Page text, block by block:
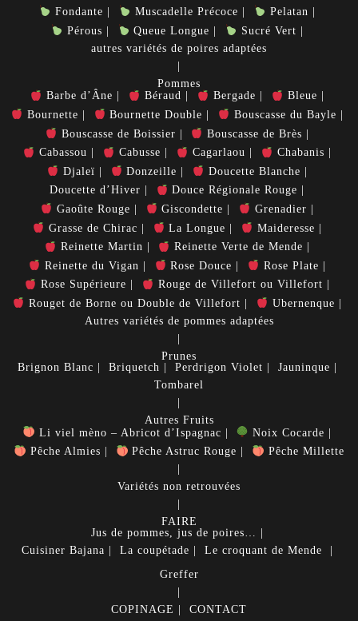
Fondante
Muscadelle Précoce
Pelatan
Pérous
Queue Longue
Sucré Vert
autres variétés de poires adaptées
Pommes
Barbe d’Âne
Béraud Bergade
Bleue
Bournette
Bournette Double
Bouscasse du Bayle
Bouscasse de Boissier
Bouscasse de Brès
Cabassou
Cabusse Cagarlaou
Chabanis
Djaleï
Donzeille
Doucette Blanche
Doucette d’Hiver
Douce Régionale Rouge
Gaoûte Rouge
Giscondette
Grenadier
Grasse de Chirac
La Longue
Maideresse
Reinette Martin
Reinette Verte de Mende
Reinette du Vigan
Rose Douce
Rose Plate
Rose Supérieure
Rouge de Villefort ou Villefort
Rouget de Borne ou Double de Villefort
Ubernenque
Autres variétés de pommes adaptées
Prunes
Brignon Blanc
Briquetch Perdrigon Violet
Jauninque
Tombarel
Autres Fruits
Li viel mèno – Abricot d’Ispagnac
Noix Cocarde
Pêche Almies
Pêche Astruc Rouge Pêche Millette
Variétés non retrouvées
FAIRE
Jus de pommes, jus de poires…
Cuisiner Bajana La coupétade
Le croquant de Mende
Greffer
COPINAGE CONTACT